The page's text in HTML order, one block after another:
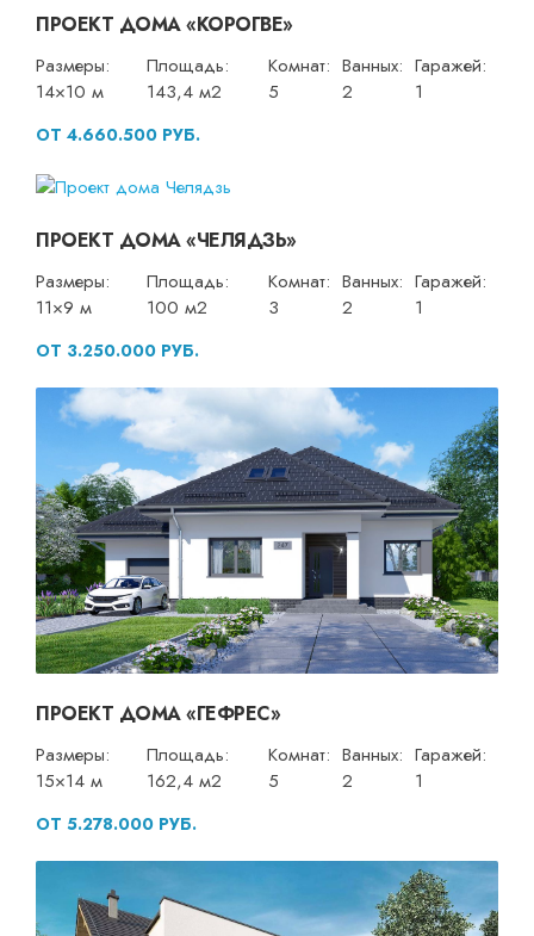
ПРОЕКТ ДОМА «КОРОГВЕ»
Размеры:
14×10 м
Площадь:
143,4 м2
Комнат:
5
Ванных:
2
Гаражей:
1
ОТ 4.660.500 РУБ.
ПРОЕКТ ДОМА «ЧЕЛЯДЗЬ»
Размеры:
11×9 м
Площадь:
100 м2
Комнат:
3
Ванных:
2
Гаражей:
1
ОТ 3.250.000 РУБ.
ПРОЕКТ ДОМА «ГЕФРЕС»
Размеры:
15×14 м
Площадь:
162,4 м2
Комнат:
5
Ванных:
2
Гаражей:
1
ОТ 5.278.000 РУБ.